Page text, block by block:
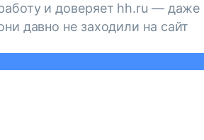
и доверяет hh.ru — даже
давно не заходили на сайт